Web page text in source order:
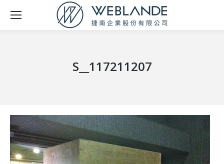
S__117211207